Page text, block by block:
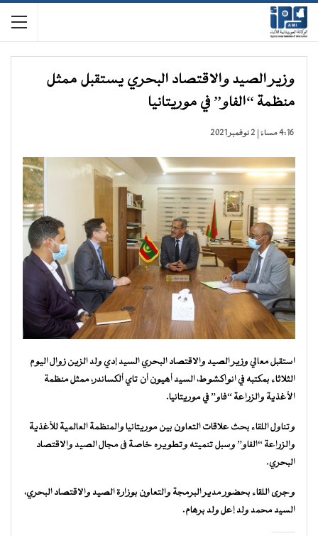
وزير الصيد والاقتصاد البحري يستقبل ممثل
منظمة “الفاو” في موريتانيا
4:16 مساءً | 2 نوفمبر 2021
استقبل معالي وزير الصيد والاقتصاد البحري السيد إدي ولد الزين زوال اليوم
الثلاثاء بمكتبه في انواكشوط، السيد أهيون أن تاي ألكساندر، ممثل منظمة
الأغذية والزراعة “فاو” في موريتانيا.
وتناول اللقاء بحث علاقات التعاون بين موريتانيا والمنظمة العالمية للأغذية
والزراعة “الفاو” وسبل تنميته وتطويره خاصة فى مجال الصيد والاقتصاد
البحري.
وجرى اللقاء بحضور مدير البرمجة والتعاون بوزارة الصيد والاقتصاد البحري،
السيد محمد ولد إعل ولد برهام.